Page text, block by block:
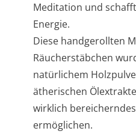
Meditation und
Energie.
Diese handgerollten
Räucherstäbchen
natürlichem
ätherischen
wirklich
ermöglichen.